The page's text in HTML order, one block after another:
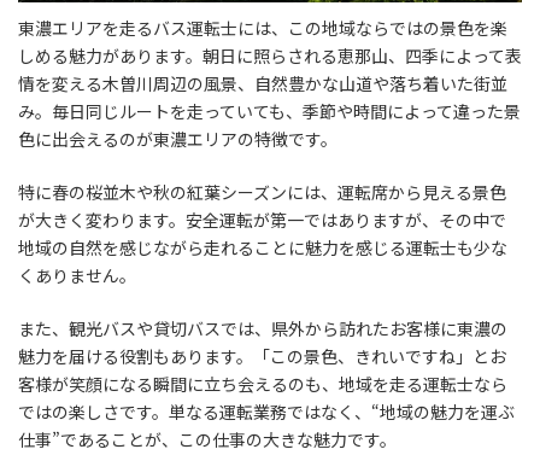
東濃エリアを走るバス運転士には、この地域ならではの景色を楽
しめる魅力があります。朝日に照らされる恵那山、四季によって表
情を変える木曽川周辺の風景、自然豊かな山道や落ち着いた街並
み。毎日同じルートを走っていても、季節や時間によって違った景
色に出会えるのが東濃エリアの特徴です。
特に春の桜並木や秋の紅葉シーズンには、運転席から見える景色
が大きく変わります。安全運転が第一ではありますが、その中で
地域の自然を感じながら走れることに魅力を感じる運転士も少な
くありません。
また、観光バスや貸切バスでは、県外から訪れたお客様に東濃の
魅力を届ける役割もあります。「この景色、きれいですね」とお
客様が笑顔になる瞬間に立ち会えるのも、地域を走る運転士なら
ではの楽しさです。単なる運転業務ではなく、“地域の魅力を運ぶ
仕事”であることが、この仕事の大きな魅力です。